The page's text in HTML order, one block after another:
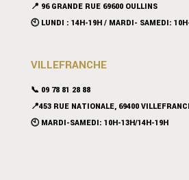
📍 96 GRANDE RUE 69600 OULLINS
🕙 LUNDI : 14H-19H / MARDI- SAMEDI:
VILLEFRANCHE
📞 09 78 81 28 88
📍453 RUE NATIONALE, 69400
🕙 MARDI-SAMEDI: 10H-13H/14H-19H